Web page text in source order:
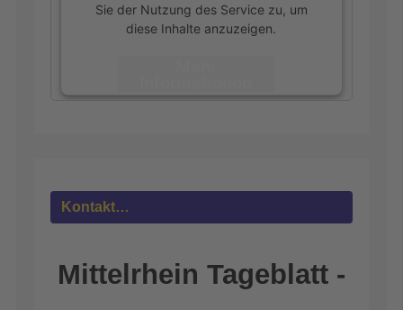
Sie der Nutzung des Service zu, um
diese Inhalte anzuzeigen.
Kontakt…
Mittelrhein Tageblatt -